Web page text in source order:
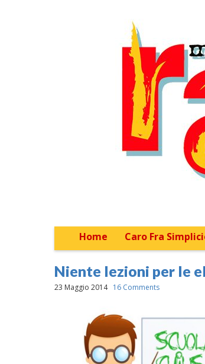
Home Caro Fra
Sub menu
Niente lezioni per le
23 Maggio 2014 16 Comments